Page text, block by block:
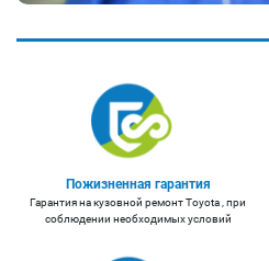
Пожизненная гарантия
Гарантия на кузовной ремонт Toyota , при
соблюдении необходимых условий